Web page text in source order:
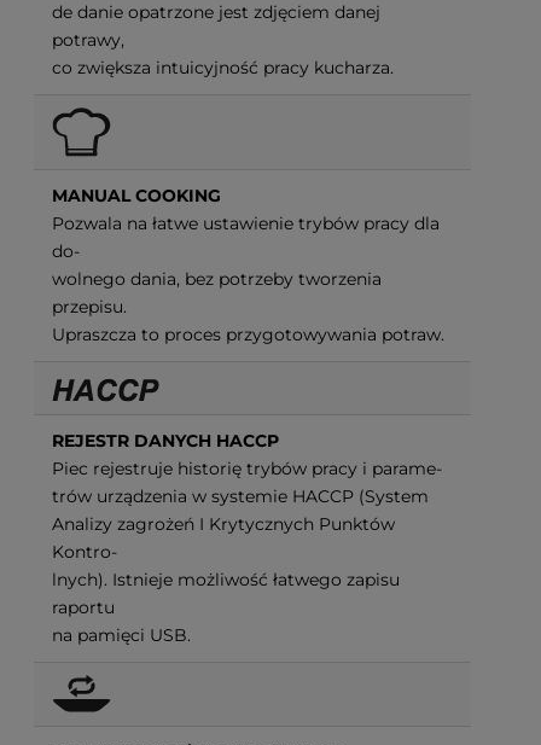
de danie opatrzone jest zdjęciem danej
potrawy,
co zwiększa intuicyjność pracy kucharza.
MANUAL COOKING
Pozwala na łatwe ustawienie trybów pracy dla
do-
wolnego dania, bez potrzeby tworzenia
przepisu.
Upraszcza to proces przygotowywania potraw.
REJESTR DANYCH HACCP
Piec rejestruje historię trybów pracy i parame-
trów urządzenia w systemie HACCP (System
Analizy zagrożeń I Krytycznych Punktów
Kontro-
lnych). Istnieje możliwość łatwego zapisu
raportu
na pamięci USB.